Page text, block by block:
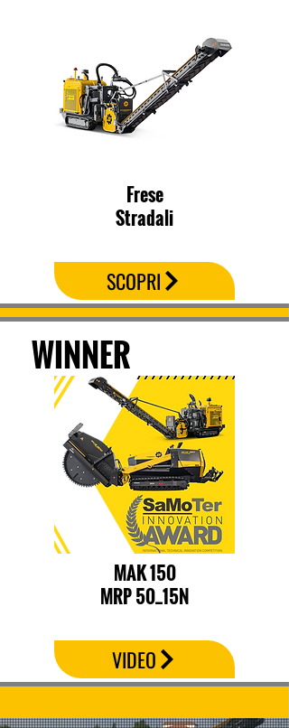
Frese
Stradali
SCOPRI
WINNER
MAK 150
MRP 50_15N
VIDEO